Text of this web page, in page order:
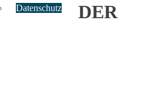
Datenschutz
DER